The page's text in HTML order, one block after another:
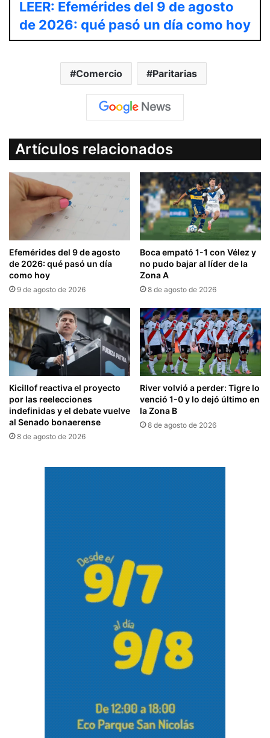
LEER: Efemérides del 9 de agosto
de 2026: qué pasó un día como hoy
Comercio Paritarias
Artículos relacionados
Efemérides del 9 de agosto
de 2026: qué pasó un día
como hoy
9 de agosto de 2026
Boca empató 1-1 con Vélez y
no pudo bajar al líder de la
Zona A
8 de agosto de 2026
Kicillof reactiva el proyecto
por las reelecciones
indefinidas y el debate vuelve
al Senado bonaerense
8 de agosto de 2026
River volvió a perder: Tigre lo
venció 1-0 y lo dejó último en
la Zona B
8 de agosto de 2026